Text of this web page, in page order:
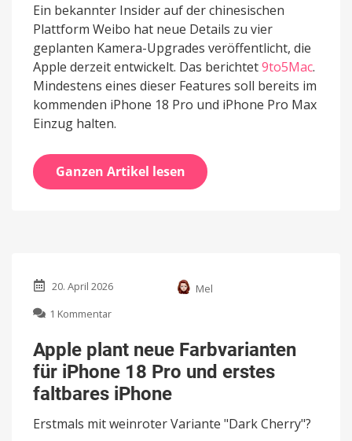
Ein bekannter Insider auf der chinesischen
Plattform Weibo hat neue Details zu vier
geplanten Kamera-Upgrades veröffentlicht, die
Apple derzeit entwickelt. Das berichtet9to5Mac.
Mindestens eines dieser Features soll bereits im
kommenden iPhone 18 Pro und iPhone Pro Max
Einzug halten.
Ganzen Artikel lesen
20. April 2026
Mel
1 Kommentar
plant
neue
Farbvarianten
für
iPhone
18
Pro
Apple plant neue Farbvarianten
für iPhone 18 Pro und erstes
faltbares iPhone
Erstmals mit weinroter Variante "Dark Cherry"?